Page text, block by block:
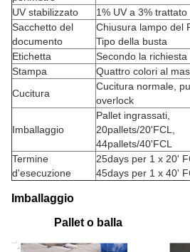
UV stabilizzato
1% UV a 3% trattato
Sacchetto del
documento
Chiusura lampo del
Tipo della busta
Etichetta
Secondo la richiesta
Stampa
Quattro colori al
Cucitura
Cucitura normale,
overlock
Imballaggio
Pallet ingrassati,
20pallets/20'FCL,
44pallets/40'FCL
Termine
d'esecuzione
25days per 1 x 20'
45days per 1 x 40'
Imballaggio
Pallet o balla